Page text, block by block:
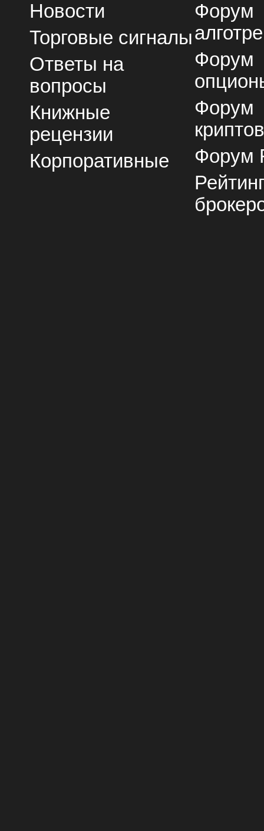
Новости
Торговые сигналы
Ответы на
вопросы
Книжные
рецензии
Корпоративные
Форум
Форум
Форум
Форум